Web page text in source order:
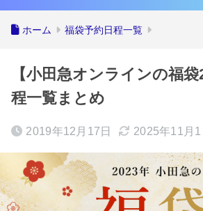
ホーム 福袋予約日程一覧
【小田急オンラインの福袋
程一覧まとめ
2019年12月17日 2025年11月1